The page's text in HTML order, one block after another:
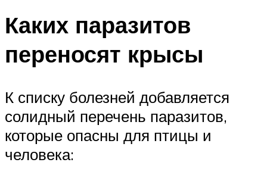
Каких паразитов
переносят крысы
К списку болезней добавляется
солидный перечень паразитов,
которые опасны для птицы и
человека: